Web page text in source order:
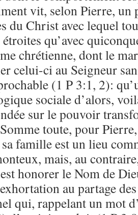
vit, selon Pierre, un
du Christ avec lequel
qu’avec
chrétienne, dont le
celui-ci au Seigneur
(1 P 3:1, 2):
sociale d’alors,
sur le pouvoir
toute, pour
famille est un lieu
mais, au
honorer le Nom de
au partage
qui, rappelant un mot